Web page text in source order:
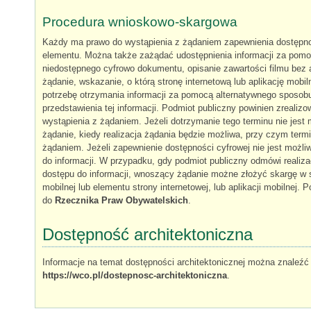
Procedura wnioskowo-skargowa
Każdy ma prawo do wystąpienia z żądaniem zapewnienia
elementu. Można także zażądać udostępnienia informacji za
niedostępnego cyfrowo dokumentu, opisanie zawartości filmu
żądanie, wskazanie, o którą stronę internetową lub aplikację
potrzebę otrzymania informacji za pomocą alternatywnego
przedstawienia tej informacji. Podmiot publiczny powinien
wystąpienia z żądaniem. Jeżeli dotrzymanie tego terminu nie
żądanie, kiedy realizacja żądania będzie możliwa, przy czym
żądaniem. Jeżeli zapewnienie dostępności cyfrowej nie jest
do informacji. W przypadku, gdy podmiot publiczny odmówi
dostępu do informacji, wnoszący żądanie możne złożyć skargę
mobilnej lub elementu strony internetowej, lub aplikacji mobilnej.
do Rzecznika Praw Obywatelskich.
Dostępność architektoniczna
Informacje na temat dostępności architektonicznej można
https://wco.pl/dostepnosc-architektoniczna